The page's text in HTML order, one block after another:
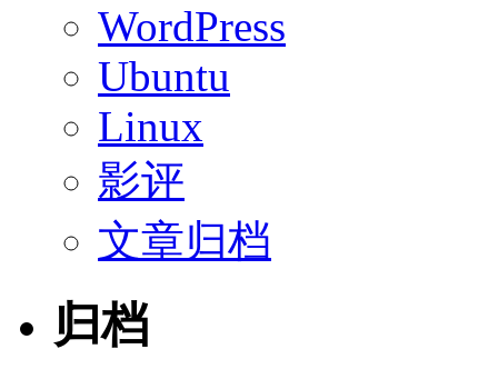
WordPress
Ubuntu
Linux
影评
文章归档
归档